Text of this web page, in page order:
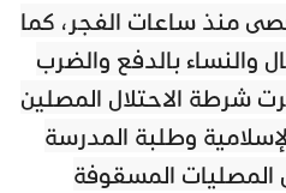
منذ ساعات الفجر، كما
والنساء بالدفع والضرب
شرطة الاحتلال المصلين
وطلبة المدرسة
المصليات المسقوفة